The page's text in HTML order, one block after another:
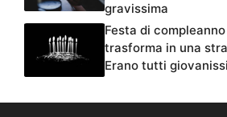
gravissima
Festa di
trasforma in una
Erano tutti